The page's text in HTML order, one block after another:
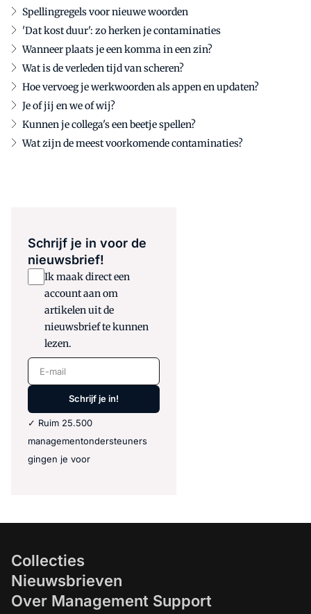
Spellingregels voor nieuwe woorden
'Dat kost duur': zo herken je contaminaties
Wanneer plaats je een komma in een zin?
Wat is de verleden tijd van scheren?
Hoe vervoeg je werkwoorden als appen en updaten?
Je of jij en we of wij?
Kunnen je collega's een beetje spellen?
Wat zijn de meest voorkomende contaminaties?
Schrijf je in voor de
nieuwsbrief!
Ik maak direct een
account aan om
artikelen uit de
nieuwsbrief te kunnen
lezen.
E-mail
Schrijf je in!
✓ Ruim 25.500
managementondersteuners
gingen je voor
Collecties
Nieuwsbrieven
Over Management Support